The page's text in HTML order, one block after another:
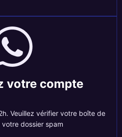
votre compte
Veuillez vérifier votre boîte de
dossier spam